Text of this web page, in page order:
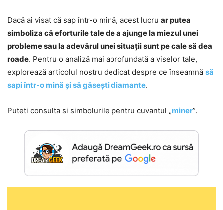
Dacă ai visat că sap într-o mină, acest lucru ar putea
simboliza că eforturile tale de a ajunge la miezul unei
probleme sau la adevărul unei situații sunt pe cale să dea
roade. Pentru o analiză mai aprofundată a viselor tale,
explorează articolul nostru dedicat despre ce înseamnă să
sapi într-o mină și să găsești diamante.
Puteti consulta si simbolurile pentru cuvantul „miner”.